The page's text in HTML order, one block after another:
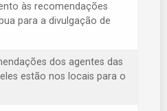
às recomendações
para a divulgação de
dos agentes das
estão nos locais para o